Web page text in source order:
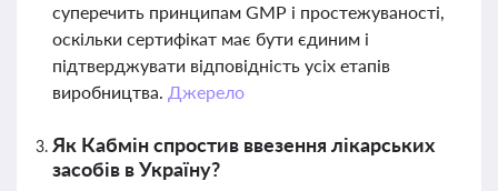
суперечить принципам GMP і простежуваності,
оскільки сертифікат має бути єдиним і
підтверджувати відповідність усіх етапів
виробництва. Джерело
Як Кабмін спростив ввезення лікарських
засобів в Україну?